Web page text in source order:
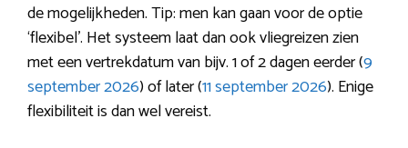
de mogelijkheden. Tip: men kan gaan voor de optie
‘flexibel’. Het systeem laat dan ook vliegreizen zien
met een vertrekdatum van bijv. 1 of 2 dagen eerder (9
september 2026) of later (11 september 2026). Enige
flexibiliteit is dan wel vereist.